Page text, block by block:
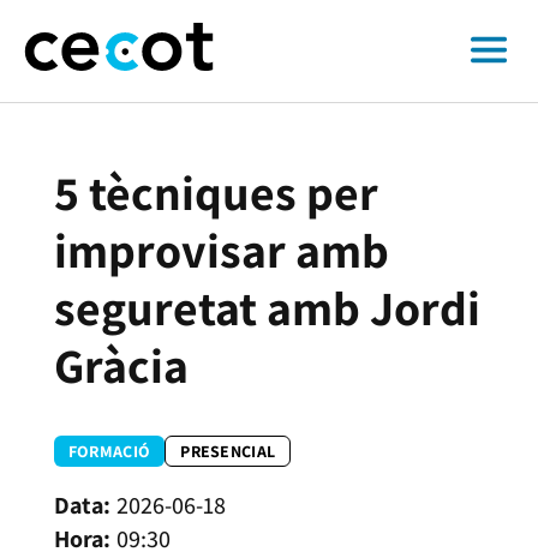
5 tècniques per
improvisar amb
seguretat amb Jordi
Gràcia
FORMACIÓ PRESENCIAL
2026-06-18
09:30